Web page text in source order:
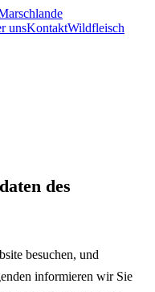
unsKontaktWildfleisch
des
besuchen, und
informieren wir Sie